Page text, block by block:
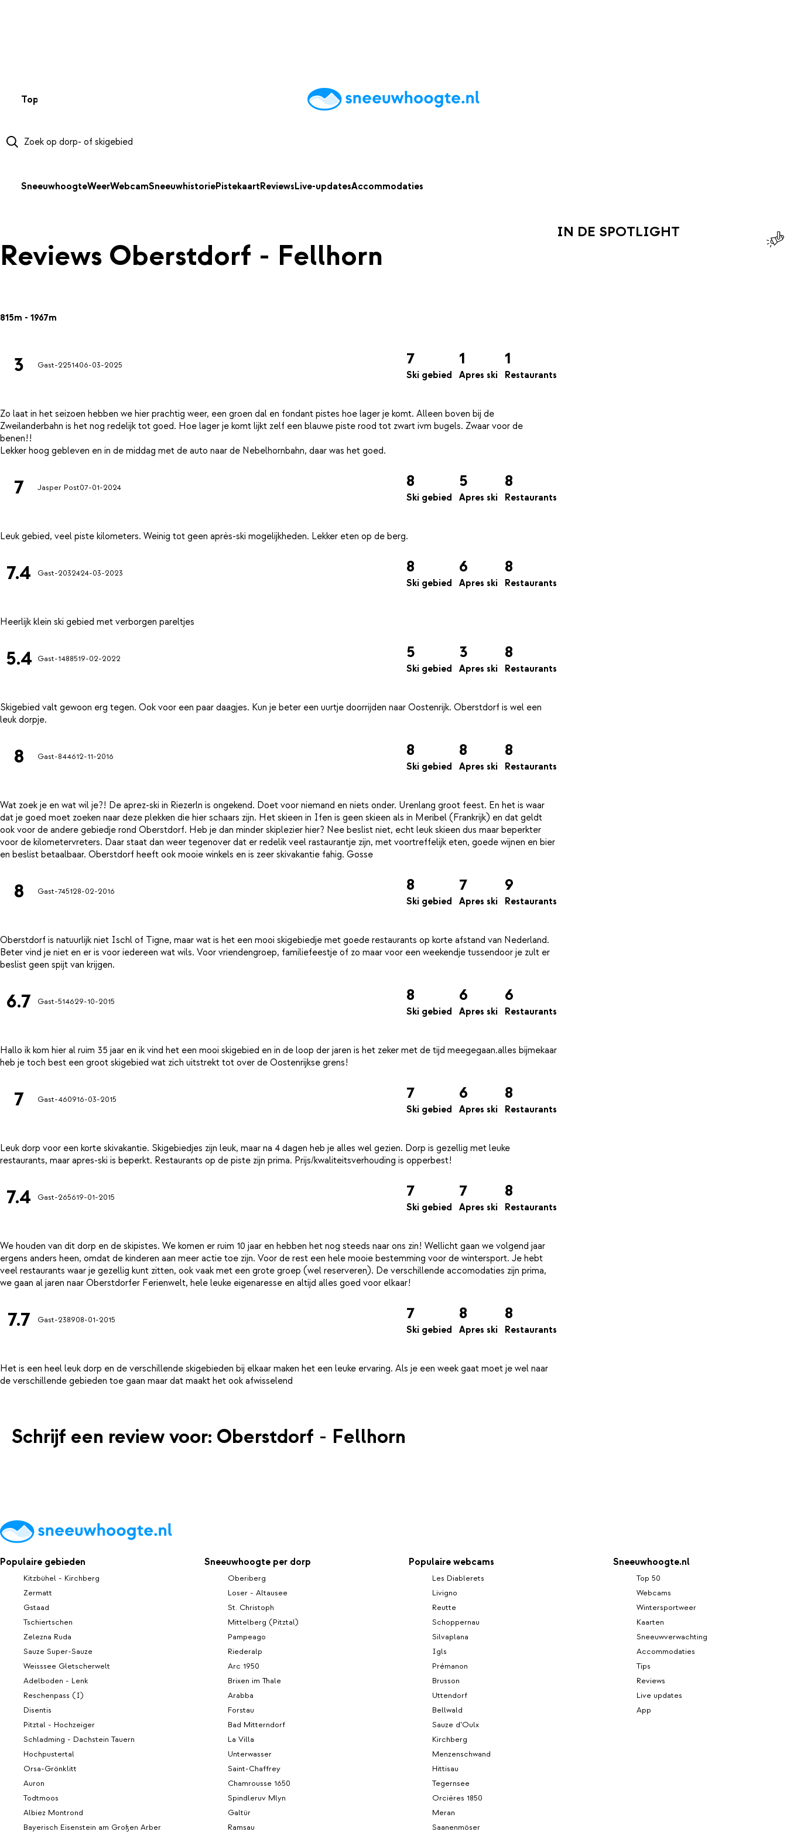
Top 50 AccommodatiesTipsReviewsLive updatesApp
SneeuwhoogteWeerWebcamSneeuwhistoriePistekaartReviewsLive-updatesAccommodaties
Reviews Oberstdorf - Fellhorn
815m - 1967m
3 Gast-2251406-03-2025 7
Ski gebied
1
Apres ski
1
Restaurants
Zo laat in het seizoen hebben we hier prachtig weer, een groen dal en fondant pistes hoe lager je komt. Alleen boven bij de
Zweilanderbahn is het nog redelijk tot goed. Hoe lager je komt lijkt zelf een blauwe piste rood tot zwart ivm bugels. Zwaar voor de
benen!!
7 Jasper Post07-01-2024 8
Ski gebied
5
Apres ski
8
Restaurants
7.4 Gast-2032424-03-2023 8
Ski gebied
6
Apres ski
8
Restaurants
5.4 Gast-1488519-02-2022 5
Ski gebied
3
Apres ski
8
Restaurants
Skigebied valt gewoon erg tegen. Ook voor een paar daagjes. Kun je beter een uurtje doorrijden naar Oostenrijk. Oberstdorf is wel een
8 Gast-844612-11-2016 8
Ski gebied
8
Apres ski
8
Restaurants
Wat zoek je en wat wil je?! De aprez-ski in Riezerln is ongekend. Doet voor niemand en niets onder. Urenlang groot feest. En het is waar
dat je goed moet zoeken naar deze plekken die hier schaars zijn. Het skieen in Ifen is geen skieen als in Meribel (Frankrijk) en dat geldt
ook voor de andere gebiedje rond Oberstdorf. Heb je dan minder skiplezier hier? Nee beslist niet, echt leuk skieen dus maar beperkter
voor de kilometervreters. Daar staat dan weer tegenover dat er redelik veel rastaurantje zijn, met voortreffelijk eten, goede wijnen en bier
8 Gast-745128-02-2016 8
Ski gebied
7
Apres ski
9
Restaurants
Oberstdorf is natuurlijk niet Ischl of Tigne, maar wat is het een mooi skigebiedje met goede restaurants op korte afstand van Nederland.
Beter vind je niet en er is voor iedereen wat wils. Voor vriendengroep, familiefeestje of zo maar voor een weekendje tussendoor je zult er
6.7 Gast-514629-10-2015 8
Ski gebied
6
Apres ski
6
Restaurants
Hallo ik kom hier al ruim 35 jaar en ik vind het een mooi skigebied en in de loop der jaren is het zeker met de tijd meegegaan.alles bijmekaar
7 Gast-460916-03-2015 7
Ski gebied
6
Apres ski
8
Restaurants
Leuk dorp voor een korte skivakantie. Skigebiedjes zijn leuk, maar na 4 dagen heb je alles wel gezien. Dorp is gezellig met leuke
7.4 Gast-265619-01-2015 7
Ski gebied
7
Apres ski
8
Restaurants
We houden van dit dorp en de skipistes. We komen er ruim 10 jaar en hebben het nog steeds naar ons zin! Wellicht gaan we volgend jaar
ergens anders heen, omdat de kinderen aan meer actie toe zijn. Voor de rest een hele mooie bestemming voor de wintersport. Je hebt
veel restaurants waar je gezellig kunt zitten, ook vaak met een grote groep (wel reserveren). De verschillende accomodaties zijn prima,
7.7 Gast-238908-01-2015 7
Ski gebied
8
Apres ski
8
Restaurants
Het is een heel leuk dorp en de verschillende skigebieden bij elkaar maken het een leuke ervaring. Als je een week gaat moet je wel naar
Schrijf een review voor: Oberstdorf - Fellhorn
IN DE SPOTLIGHT
Populaire gebieden
Kitzbühel - Kirchberg
Zermatt
Gstaad
Tschiertschen
Zelezna Ruda
Sauze Super-Sauze
Weisssee Gletscherwelt
Adelboden - Lenk
Reschenpass (I)
Disentis
Pitztal - Hochzeiger
Schladming - Dachstein Tauern
Hochpustertal
Orsa-Grönklitt
Auron
Todtmoos
Albiez Montrond
Bayerisch Eisenstein am Großen Arber
Sneeuwhoogte per dorp
Oberiberg
Loser - Altausee
St. Christoph
Mittelberg (Pitztal)
Pampeago
Riederalp
Arc 1950
Brixen im Thale
Arabba
Forstau
Bad Mitterndorf
La Villa
Unterwasser
Saint-Chaffrey
Chamrousse 1650
Spindleruv Mlyn
Galtür
Ramsau
Populaire webcams
Les Diablerets
Livigno
Reutte
Schoppernau
Silvaplana
Igls
Prémanon
Brusson
Uttendorf
Bellwald
Sauze d’Oulx
Kirchberg
Menzenschwand
Hittisau
Tegernsee
Orcières 1850
Meran
Saanenmöser
Sneeuwhoogte.nl
Top 50
Webcams
Wintersportweer
Kaarten
Sneeuwverwachting
Accommodaties
Tips
Reviews
Live updates
App